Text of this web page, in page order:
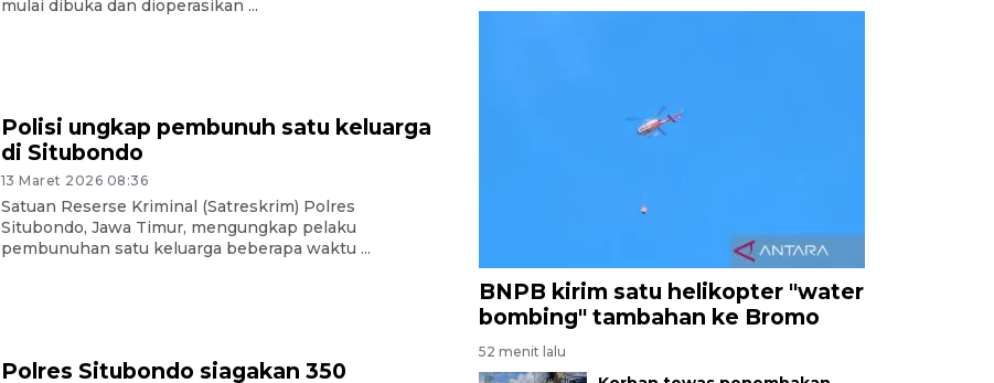
mulai dibuka dan dioperasikan ...
Polisi ungkap pembunuh satu keluarga
di Situbondo
13 Maret 2026 08:36
Satuan Reserse Kriminal (Satreskrim) Polres
Situbondo, Jawa Timur, mengungkap pelaku
pembunuhan satu keluarga beberapa waktu ...
Polres Situbondo siagakan 350
BNPB kirim satu helikopter "water
bombing" tambahan ke Bromo
52 menit lalu